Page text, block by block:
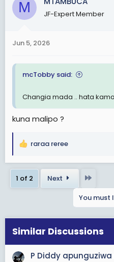
t
s
M JF-Expert Member
Jun 5, 2026
mcTobby said:
Changia mada .. hata
kuna malipo ?
R
a
c
t
n
s
raraa reree
1 of 2 Next
You must
Similar Discussions
P Diddy